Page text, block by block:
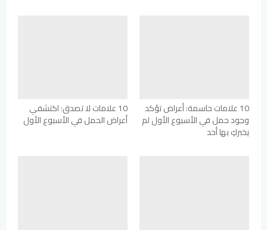
10 علامات حاسمة: أعراض تؤكد
وجود حمل في الأسبوع الأول لم
يخبركِ بها أحد
10 علامات لا تصدق: اكتشفي
أعراض الحمل في الأسبوع الأول